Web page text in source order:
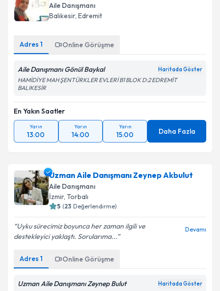
Aile Danışmanı
Balıkesir, Edremit
Adres 1 Online Görüşme
Aile Danışmanı Gönül Baykal Haritada Göster
HAMİDİYE MAH ŞENTÜRKLER EVLERİ B1 BLOK D:2 EDREMİT
BALIKESİR
En Yakın Saatler
Yarın
13:00
Yarın
14:00
Yarın
15:00 Daha Fazla
Uzman Aile Danışmanı Zeynep Akbulut
Aile Danışmanı
İzmir, Torbalı
5 (23 Değerlendirme)
Uyku sürecimiz boyunca her zaman ilgili ve
destekleyici yaklaştı. Sorularıma...
Devamı
Adres 1 Online Görüşme
Uzman Aile Danışmanı Zeynep Bulut Haritada Göster